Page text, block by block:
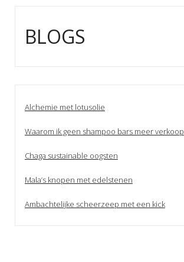
BLOGS
Alchemie met lotusolie
Waarom ik geen shampoo bars meer verkoop
Chaga sustainable oogsten
Mala’s knopen met edelstenen
Ambachtelijke scheerzeep met een kick